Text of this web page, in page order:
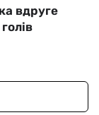
вдруге